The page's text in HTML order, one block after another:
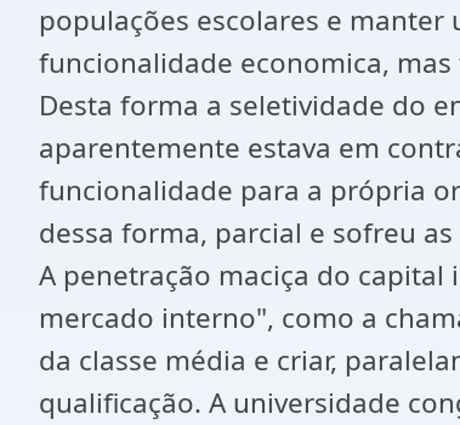
populações escolares e
funcionalidade economica,
Desta forma a seletividade do
aparentemente estava em
funcionalidade para a própria
dessa forma, parcial e sofreu
A penetração maciça do
mercado interno", como a
da classe média e criar,
qualificação. A universidade